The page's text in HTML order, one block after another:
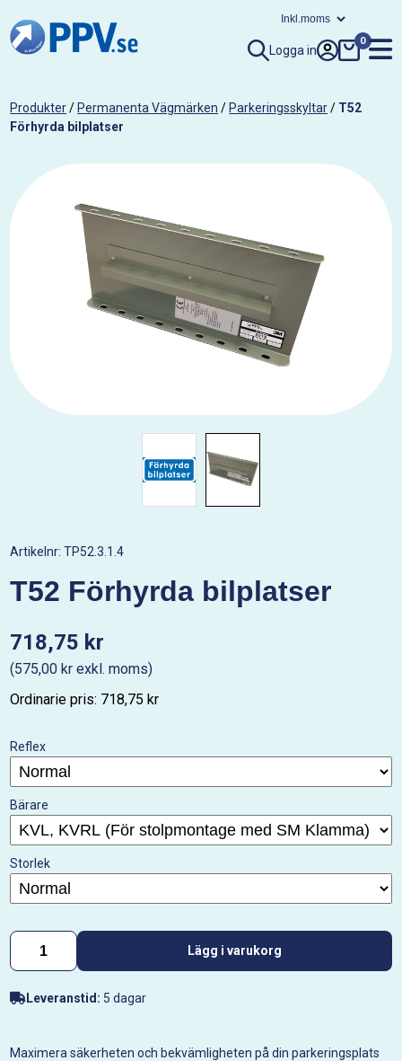
Logga in
0
Produkter/ Permanenta Vägmärken / Parkeringsskyltar/ T52
Förhyrda bilplatser
Artikelnr:TP52.3.1.4
T52 Förhyrda bilplatser
718,75 kr
(575,00 kr exkl. moms)
Ordinarie pris: 718,75 kr
Reflex
Bärare
Storlek
Lägg i varukorg
Leveranstid: 5 dagar
Maximera säkerheten och bekvämligheten på din parkeringsplats